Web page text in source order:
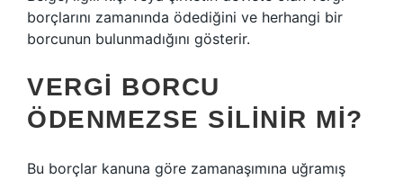
borçlarını zamanında ödediğini ve herhangi bir
borcunun bulunmadığını gösterir.
VERGI BORCU
ÖDENMEZSE SILINIR MI?
Bu borçlar kanuna göre zamanaşımına uğramış